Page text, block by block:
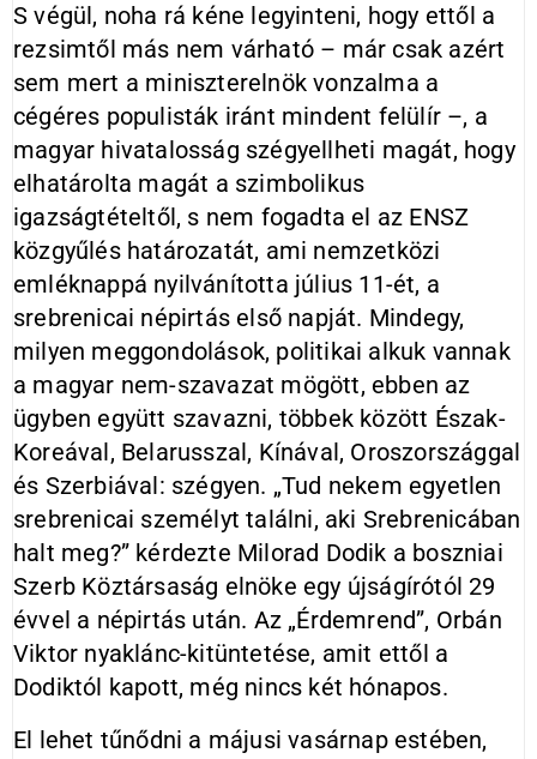
S végül, noha rá kéne legyinteni, hogy ettől a
rezsimtől más nem várható – már csak azért
sem mert a miniszterelnök vonzalma a
cégéres populisták iránt mindent felülír –, a
magyar hivatalosság szégyellheti magát, hogy
elhatárolta magát a szimbolikus
igazságtételtől, s nem fogadta el az ENSZ
közgyűlés határozatát, ami nemzetközi
emléknappá nyilvánította július 11-ét, a
srebrenicai népirtás első napját. Mindegy,
milyen meggondolások, politikai alkuk vannak
a magyar nem-szavazat mögött, ebben az
ügyben együtt szavazni, többek között Észak-
Koreával, Belarusszal, Kínával, Oroszországgal
és Szerbiával: szégyen. „Tud nekem egyetlen
srebrenicai személyt találni, aki Srebrenicában
halt meg?” kérdezte Milorad Dodik a boszniai
Szerb Köztársaság elnöke egy újságírótól 29
évvel a népirtás után. Az „Érdemrend”, Orbán
Viktor nyaklánc-kitüntetése, amit ettől a
Dodiktól kapott, még nincs két hónapos.
El lehet tűnődni a májusi vasárnap estében,